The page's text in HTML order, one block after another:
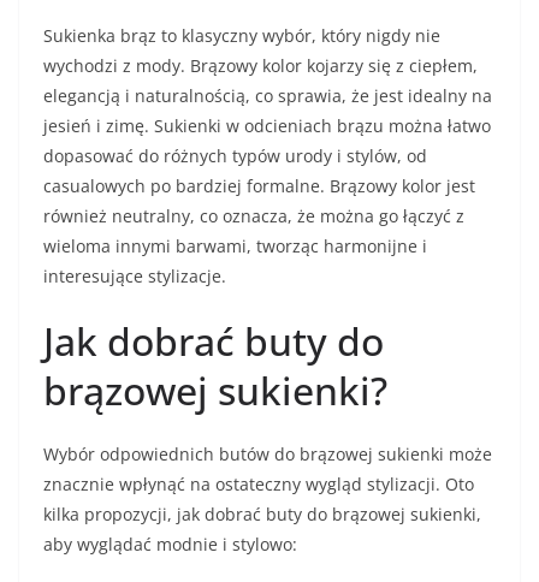
Sukienka brąz to klasyczny wybór, który nigdy nie
wychodzi z mody. Brązowy kolor kojarzy się z ciepłem,
elegancją i naturalnością, co sprawia, że jest idealny na
jesień i zimę. Sukienki w odcieniach brązu można łatwo
dopasować do różnych typów urody i stylów, od
casualowych po bardziej formalne. Brązowy kolor jest
również neutralny, co oznacza, że można go łączyć z
wieloma innymi barwami, tworząc harmonijne i
interesujące stylizacje.
Jak dobrać buty do
brązowej sukienki?
Wybór odpowiednich butów do brązowej sukienki może
znacznie wpłynąć na ostateczny wygląd stylizacji. Oto
kilka propozycji, jak dobrać buty do brązowej sukienki,
aby wyglądać modnie i stylowo: